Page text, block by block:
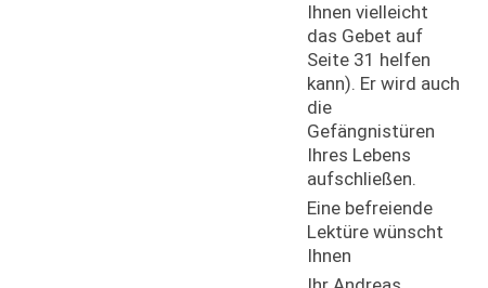
Ihnen vielleicht
das Gebet auf
Seite 31 helfen
kann). Er wird auch
die
Gefängnistüren
Ihres Lebens
aufschließen.
Eine befreiende
Lektüre wünscht
Ihnen